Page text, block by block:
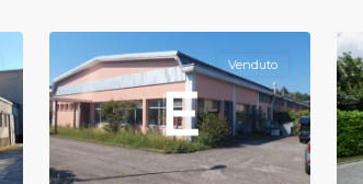
Venduto